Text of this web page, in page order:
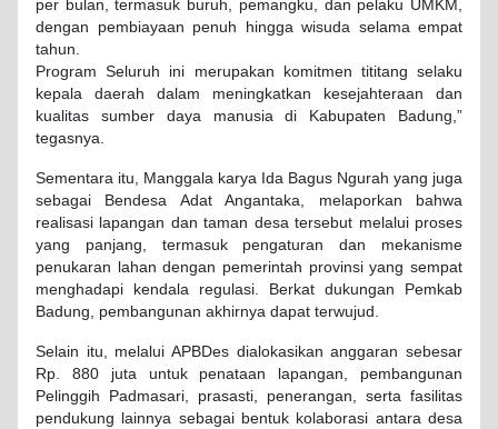
per bulan, termasuk buruh, pemangku, dan pelaku UMKM,
dengan pembiayaan penuh hingga wisuda selama empat
tahun.
Program Seluruh ini merupakan komitmen tititang selaku
kepala daerah dalam meningkatkan kesejahteraan dan
kualitas sumber daya manusia di Kabupaten Badung,”
tegasnya.
Sementara itu, Manggala karya Ida Bagus Ngurah yang juga
sebagai Bendesa Adat Angantaka, melaporkan bahwa
realisasi lapangan dan taman desa tersebut melalui proses
yang panjang, termasuk pengaturan dan mekanisme
penukaran lahan dengan pemerintah provinsi yang sempat
menghadapi kendala regulasi. Berkat dukungan Pemkab
Badung, pembangunan akhirnya dapat terwujud.
Selain itu, melalui APBDes dialokasikan anggaran sebesar
Rp. 880 juta untuk penataan lapangan, pembangunan
Pelinggih Padmasari, prasasti, penerangan, serta fasilitas
pendukung lainnya sebagai bentuk kolaborasi antara desa